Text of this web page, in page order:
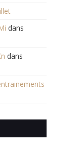
dans
dans